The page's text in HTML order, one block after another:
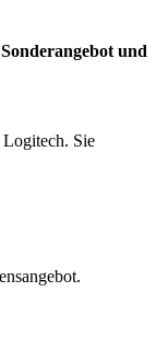
und
Logitech. Sie